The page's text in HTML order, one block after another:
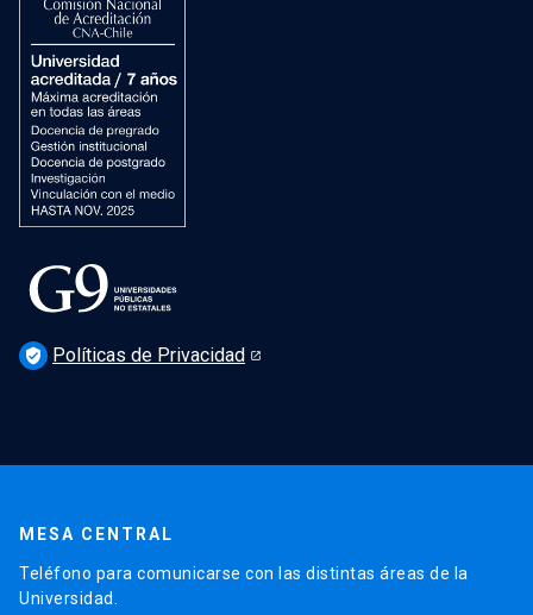
Dirección de Salud Mental, Comunidad y Bienestar
verified_user Políticas de Privacidad
MESA CENTRAL
Teléfono para comunicarse con las distintas áreas de la
Universidad.